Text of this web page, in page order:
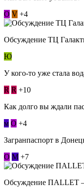
О V +4
Обсуждение ТЦ
Ю
У кого-то уже стала
R R +10
Как долго вы ждали
м О +4
Загранпаспорт в
О М +7
Обсуждение ПАLLЕТ